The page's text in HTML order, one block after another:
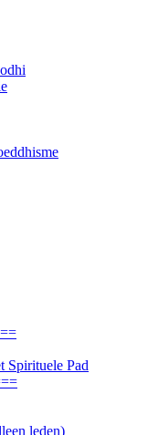
Spirituele Pad
leden)